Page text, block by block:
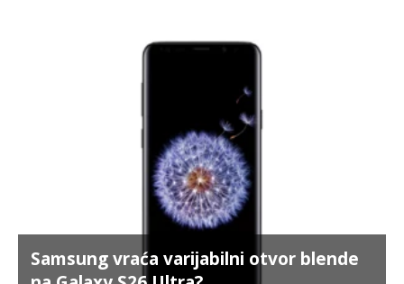
Samsung vraća varijabilni otvor blende